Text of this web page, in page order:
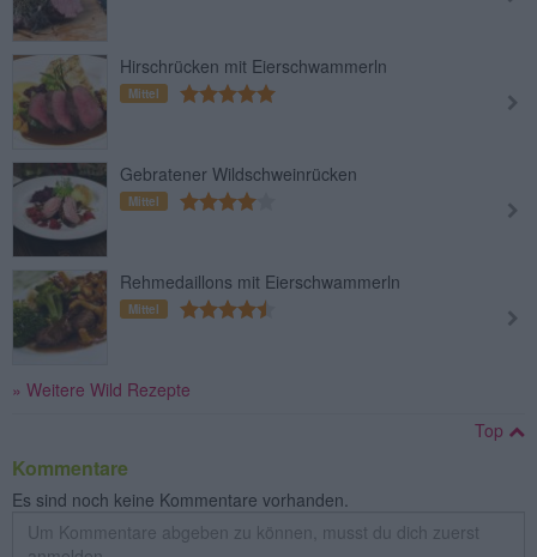
Hirschrücken mit Eierschwammerln
Mittel
Gebratener Wildschweinrücken
Mittel
Rehmedaillons mit Eierschwammerln
Mittel
» Weitere Wild Rezepte
Top
Kommentare
Es sind noch keine Kommentare vorhanden.